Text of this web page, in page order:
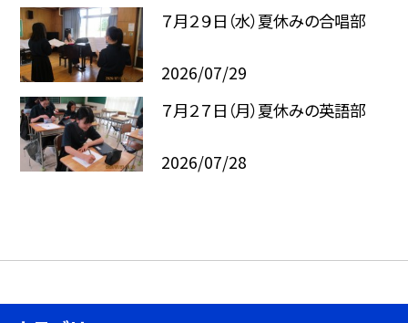
７月２９日（水）夏休みの合唱部
2026/07/29
７月２７日（月）夏休みの英語部
2026/07/28